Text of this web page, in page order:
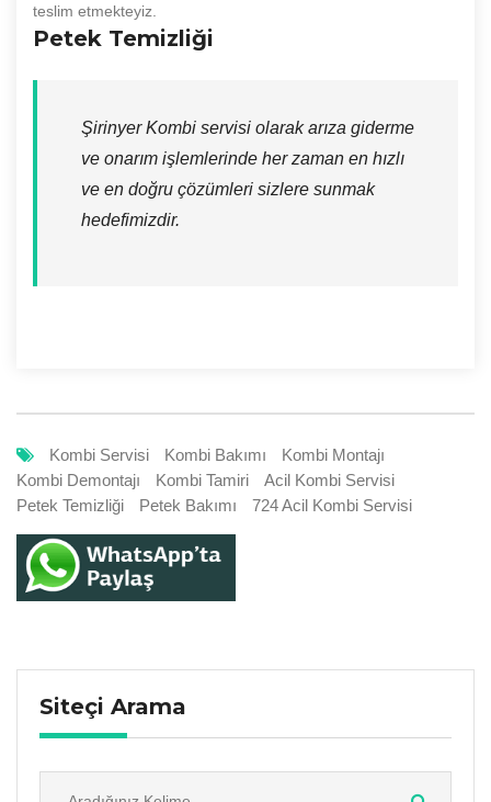
teslim etmekteyiz.
Petek Temizliği
Şirinyer Kombi servisi olarak arıza giderme
ve onarım işlemlerinde her zaman en hızlı
ve en doğru çözümleri sizlere sunmak
hedefimizdir.
Kombi Servisi Kombi Bakımı
Kombi Montajı
Kombi Demontajı
Kombi Tamiri
Acil Kombi Servisi
Petek Temizliği
Petek Bakımı 724 Acil Kombi Servisi
Siteçi Arama